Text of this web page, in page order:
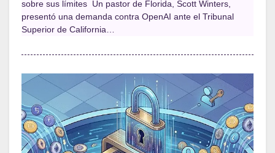
sobre sus límites Un pastor de Florida, Scott Winters,
presentó una demanda contra OpenAI ante el Tribunal
Superior de California…